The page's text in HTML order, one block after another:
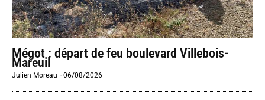
Mégot : départ de feu boulevard Villebois-
Mareuil
Julien Moreau -06/08/2026